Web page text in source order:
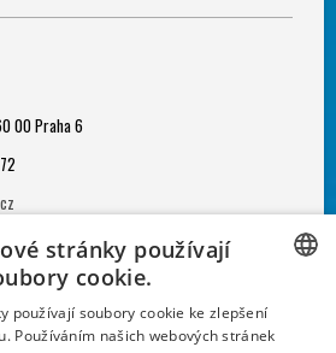
00 Praha 6
CZECH
stránky používají
cookie.
používají soubory cookie ke zlepšení
Používáním našich webových stránek